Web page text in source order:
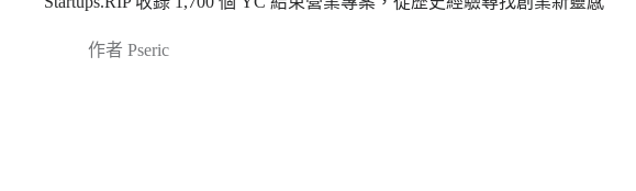
作者 Pseric